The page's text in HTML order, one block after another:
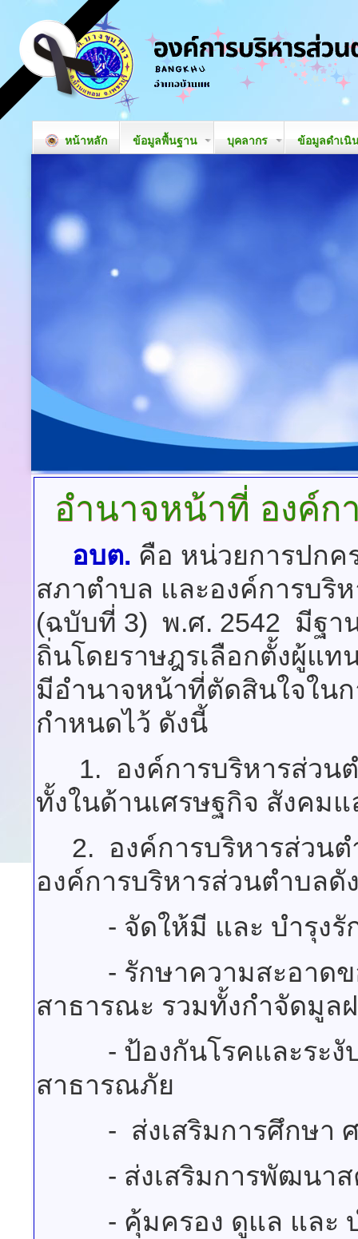
หน้าหลัก ข้อมูลพื้นฐาน บุคลากร ข้อมูลดำเนิ
อำนาจหน้าที่ องค์ก
อบต. คือ หน่วยการปก
สภาตำบล และองค์การบริ
(ฉบับที่ 3) พ.ศ. 2542 มีฐา
ถิ่นโดยราษฎรเลือกตั้งผู้แ
มีอำนาจหน้าที่ตัดสินใจใน
กำหนดไว้ ดังนี้
1. องค์การบริหารส่วน
ทั้งในด้านเศรษฐกิจ สังคม
2. องค์การบริหารส่วนต
องค์การบริหารส่วนตำบล
- จัดให้มี และ บำรุงรัก
- รักษาความสะอาดขอ
สาธารณะ รวมทั้งกำจัดมูล
- ป้องกันโรคและระงับ
สาธารณภัย
- ส่งเสริมการศึกษา ศ
- ส่งเสริมการพัฒนาสตรี
- คุ้มครอง ดูแล และ บำ